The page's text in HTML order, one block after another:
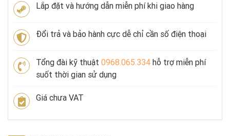
Lắp đặt và hướng dẫn miễn phí khi giao hàng
Đổi trả và bảo hành cực dễ chỉ cần số điện thoại
Tổng đài kỹ thuật 0968.065.334 hỗ trợ miễn phí
suốt thời gian sử dụng
Giá chưa VAT